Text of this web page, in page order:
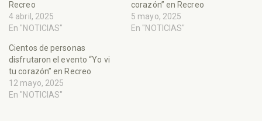
Recreo
4 abril, 2025
En "NOTICIAS"
corazón” en Recreo
5 mayo, 2025
En "NOTICIAS"
Cientos de personas
disfrutaron el evento “Yo vi
tu corazón” en Recreo
12 mayo, 2025
En "NOTICIAS"